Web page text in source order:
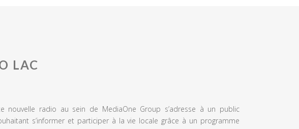
LAC
nouvelle radio au sein de MediaOne Group s’adresse à un public
s’informer et participer à la vie locale grâce à un programme